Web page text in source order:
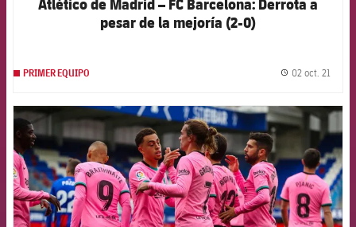
Atlético de Madrid – FC Barcelona: Derrota a
pesar de la mejoría (2-0)
PRIMER EQUIPO 02 oct. 21
FCB Barcelona badge